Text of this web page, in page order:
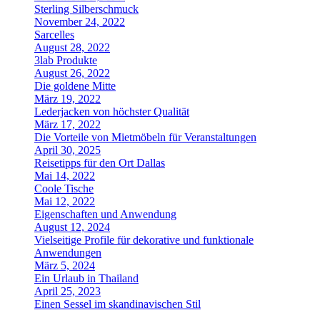
Sterling Silberschmuck
November 24, 2022
Sarcelles
August 28, 2022
3lab Produkte
August 26, 2022
Die goldene Mitte
März 19, 2022
Lederjacken von höchster Qualität
März 17, 2022
Die Vorteile von Mietmöbeln für Veranstaltungen
April 30, 2025
Reisetipps für den Ort Dallas
Mai 14, 2022
Coole Tische
Mai 12, 2022
Eigenschaften und Anwendung
August 12, 2024
Vielseitige Profile für dekorative und funktionale
Anwendungen
März 5, 2024
Ein Urlaub in Thailand
April 25, 2023
Einen Sessel im skandinavischen Stil